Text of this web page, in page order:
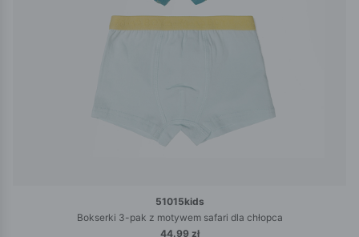
51015kids
Bokserki 3-pak z motywem safari dla chłopca
44.99 zł